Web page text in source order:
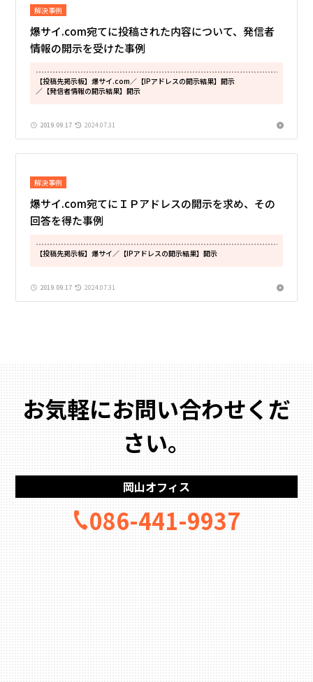
解決事例
爆サイ.com宛てに投稿された内容について、発信者
情報の開示を受けた事例
【投稿先掲示板】爆サイ.com ／【IPアドレスの開示結果】開示
／【発信者情報の開示結果】開示
2019.09.17 2024.07.31
解決事例
爆サイ.com宛てにＩＰアドレスの開示を求め、その
回答を得た事例
【投稿先掲示板】爆サイ ／【IPアドレスの開示結果】開示
2019.09.17 2024.07.31
お気軽にお問い合わせくだ
さい。
岡山オフィス
086-441-9937